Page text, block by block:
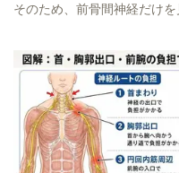
そのため、前骨間神経だけ